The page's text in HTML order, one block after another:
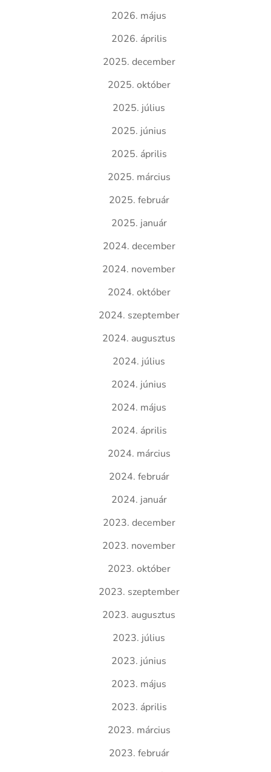
2026. május
2026. április
2025. december
2025. október
2025. július
2025. június
2025. április
2025. március
2025. február
2025. január
2024. december
2024. november
2024. október
2024. szeptember
2024. augusztus
2024. július
2024. június
2024. május
2024. április
2024. március
2024. február
2024. január
2023. december
2023. november
2023. október
2023. szeptember
2023. augusztus
2023. július
2023. június
2023. május
2023. április
2023. március
2023. február